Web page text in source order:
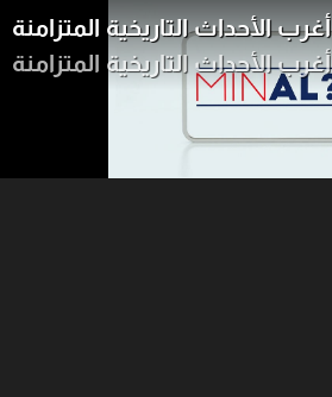
أغرب الأحداث التاريخية المتزامنة
أغرب الأحداث التاريخية المتزامنة